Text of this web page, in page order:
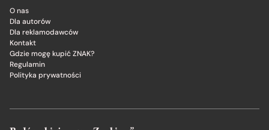
O nas
Dla autorów
Dla reklamodawców
Kontakt
Gdzie mogę kupić ZNAK?
Regulamin
Polityka prywatności